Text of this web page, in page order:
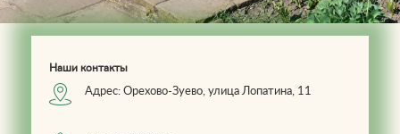
Наши контакты
Адрес: Орехово-Зуево, улица Лопатина, 11